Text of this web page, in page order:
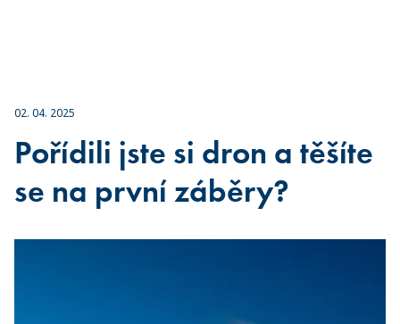
02. 04. 2025
Pořídili jste si dron a těšíte
se na první záběry?